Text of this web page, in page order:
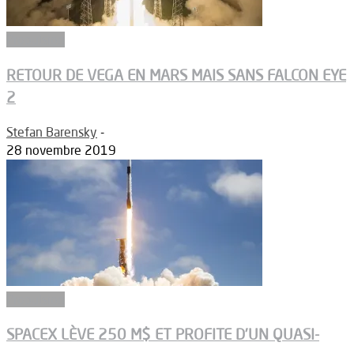
RETOUR DE VEGA EN MARS MAIS SANS FALCON EYE
2
Stefan Barensky -
28 novembre 2019
SPACEX LÈVE 250 M$ ET PROFITE D’UN QUASI-